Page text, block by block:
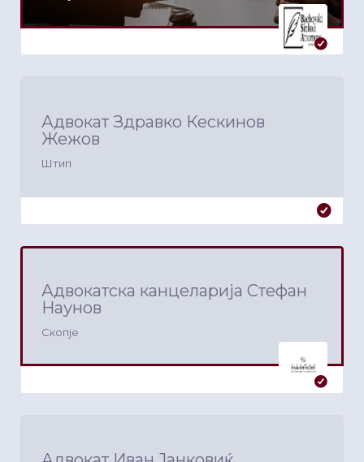
Адвокат Здравко Кескинов
Жежов
Штип
Адвокатска канцеларија Стефан
Наунов
Скопје